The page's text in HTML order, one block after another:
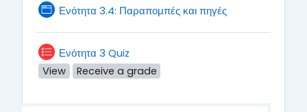
Ενότητα 3.4: Παραπομπές και πηγέςPage
Ενότητα 3 Quiz
View
Receive a grade